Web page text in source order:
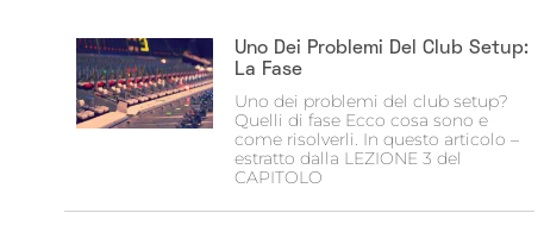
Uno Dei Problemi Del Club Setup:
La Fase
Uno dei problemi del club setup?
Quelli di fase Ecco cosa sono e
come risolverli. In questo articolo –
estratto dalla LEZIONE 3 del
CAPITOLO